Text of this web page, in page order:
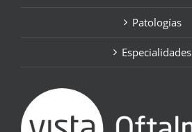
Patologías
Especialidades